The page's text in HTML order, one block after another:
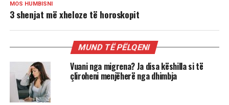
MOS HUMBISNI
3 shenjat më xheloze të horoskopit
MUND TË PËLQENI
Vuani nga migrena? Ja disa këshilla si të
çliroheni menjëherë nga dhimbja